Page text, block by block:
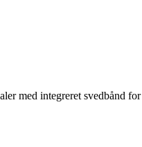
med integreret svedbånd